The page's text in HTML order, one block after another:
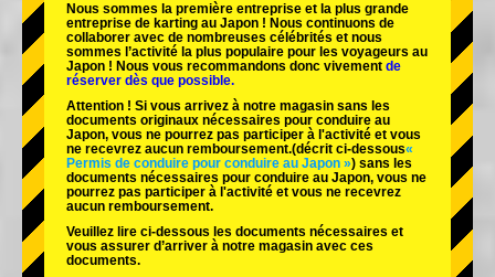
Tokyo Shibuya Annexe Baie de Tokyo
Tokyo Asakusa Osaka
Nous sommes la première entreprise et la plus grande
entreprise de karting au Japon ! Nous continuons de
collaborer avec de nombreuses célébrités et nous
sommes l’activité la plus populaire pour les voyageurs au
Japon ! Nous vous recommandons donc vivement de
réserver dès que possible.
Attention ! Si vous arrivez à notre magasin sans les
documents originaux nécessaires pour conduire au
Japon, vous ne pourrez pas participer à l'activité et vous
ne recevrez aucun remboursement.(décrit ci-dessous«
Permis de conduire pour conduire au Japon ») sans les
documents nécessaires pour conduire au Japon, vous ne
pourrez pas participer à l'activité et vous ne recevrez
aucun remboursement.
Veuillez lire ci-dessous les documents nécessaires et
vous assurer d’arriver à notre magasin avec ces
documents.